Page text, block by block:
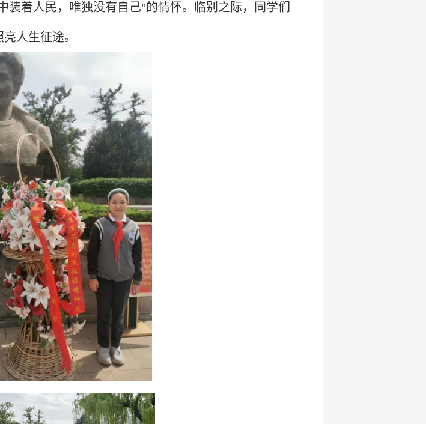
装着人民，唯独没有自己"的情怀。临别之际，同学们
人生征途。